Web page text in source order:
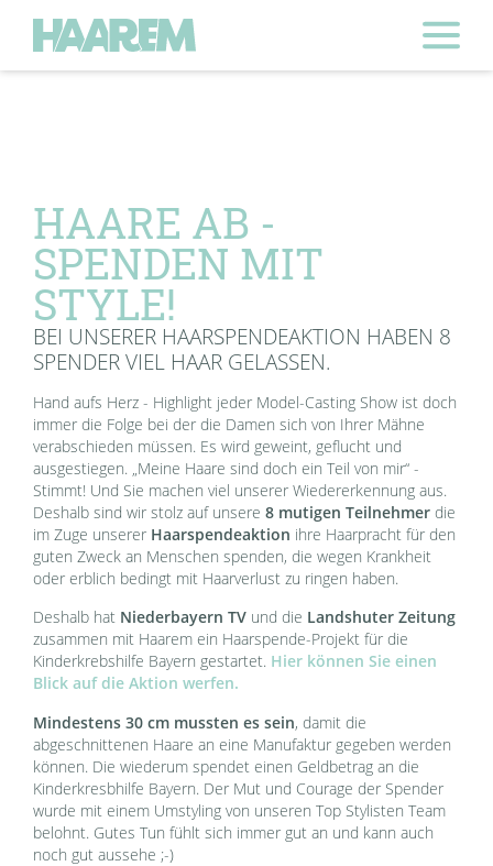
HAARE AB -
SPENDEN MIT
STYLE!
BEI UNSERER HAARSPENDEAKTION HABEN 8
SPENDER VIEL HAAR GELASSEN.
Hand aufs Herz - Highlight jeder Model-Casting Show ist doch
immer die Folge bei der die Damen sich von Ihrer Mähne
verabschieden müssen. Es wird geweint, geflucht und
ausgestiegen. „Meine Haare sind doch ein Teil von mir“ -
Stimmt! Und Sie machen viel unserer Wiedererkennung aus.
Deshalb sind wir stolz auf unsere8 mutigen Teilnehmer die
im Zuge unserer Haarspendeaktion ihre Haarpracht für den
guten Zweck an Menschen spenden, die wegen Krankheit
oder erblich bedingt mit Haarverlust zu ringen haben.
Deshalb hat Niederbayern TV und die Landshuter Zeitung
zusammen mit Haarem ein Haarspende-Projekt für die
Kinderkrebshilfe Bayern gestartet. Hier können Sie einen
Blick auf die Aktion werfen.
Mindestens 30 cm mussten es sein, damit die
abgeschnittenen Haare an eine Manufaktur gegeben werden
können. Die wiederum spendet einen Geldbetrag an die
Kinderkresbhilfe Bayern. Der Mut und Courage der Spender
wurde mit einem Umstyling von unseren Top Stylisten Team
belohnt. Gutes Tun fühlt sich immer gut an und kann auch
noch gut aussehe ;-)